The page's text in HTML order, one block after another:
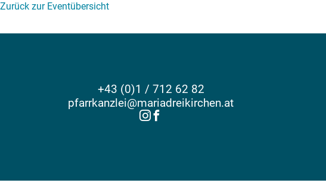
Zurück zur Eventübersicht
+43 (0)1 / 712 62 82
pfarrkanzlei@mariadreikirchen.at